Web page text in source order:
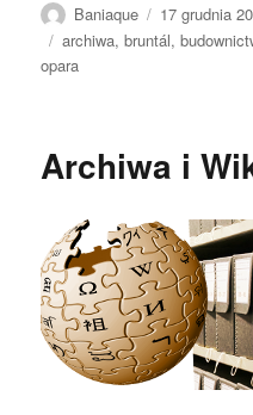
Autor
Baniaque
Data
publikacji
17 grudnia
Tagi
archiwa,bruntál,
opara
Archiwa i